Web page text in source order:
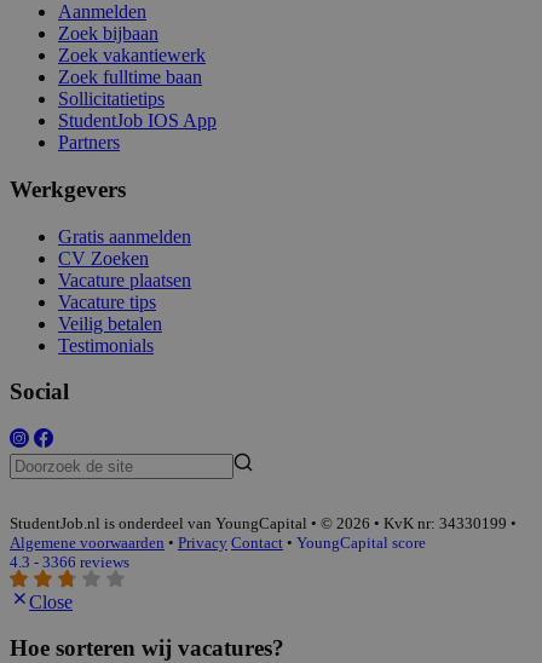
Aanmelden
Zoek bijbaan
Zoek vakantiewerk
Zoek fulltime baan
Sollicitatietips
StudentJob IOS App
Partners
Werkgevers
Gratis aanmelden
CV Zoeken
Vacature plaatsen
Vacature tips
Veilig betalen
Testimonials
Social
StudentJob.nl is onderdeel van YoungCapital • © 2026 • KvK nr: 34330199 •
Algemene voorwaarden • Privacy Contact • YoungCapital score
4.3 - 3366 reviews
Close
Hoe sorteren wij vacatures?